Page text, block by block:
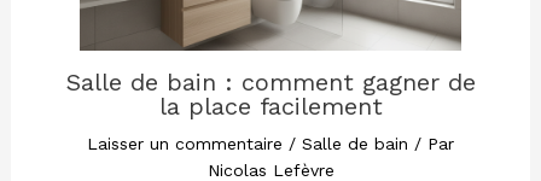
Salle de bain : comment gagner de
la place facilement
Laisser un commentaire / Salle de bain / Par
Nicolas Lefèvre